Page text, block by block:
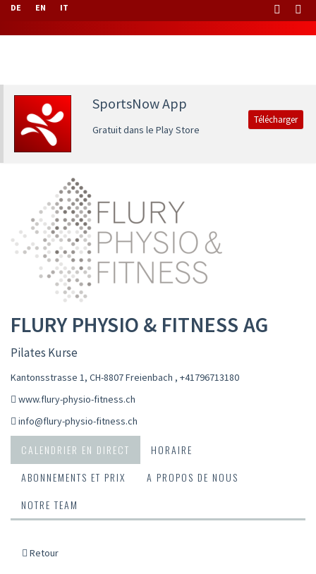
DE EN IT
SportsNow App
Gratuit dans le Play Store
Télécharger
FLURY PHYSIO & FITNESS AG
Pilates Kurse
Kantonsstrasse 1, CH-8807 Freienbach , +41796713180
www.flury-physio-fitness.ch
info@flury-physio-fitness.ch
CALENDRIER EN DIRECT
HORAIRE
ABONNEMENTS ET PRIX
A PROPOS DE NOUS
NOTRE TEAM
Retour